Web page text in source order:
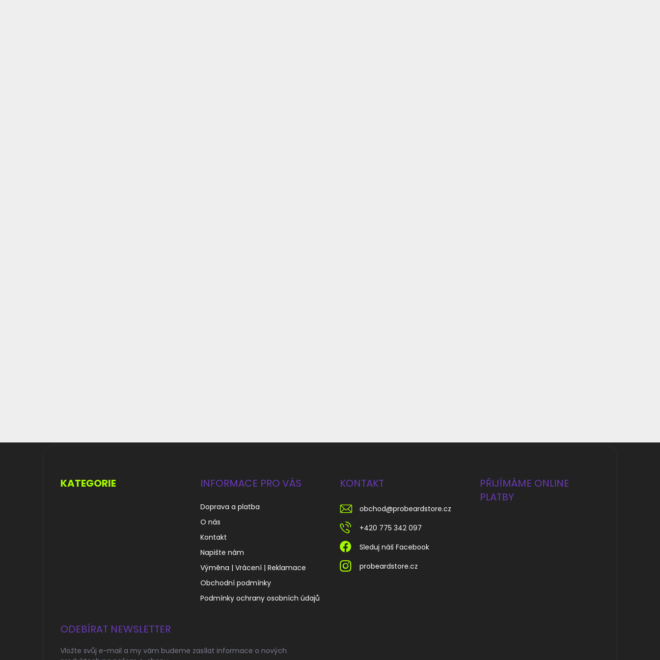
KATEGORIE INFORMACE PRO VÁS
Doprava a platba
O nás
Kontakt
Napište nám
Výměna | Vrácení | Reklamace
Obchodní podmínky
Podmínky ochrany osobních údajů
KONTAKT
obchod@probeardstore.cz
+420 775 342 097
Sleduj náš Facebook
probeardstore.cz
PŘIJÍMÁME ONLINE
PLATBY
ODEBÍRAT NEWSLETTER
Vložte svůj e-mail a my vám budeme zasílat informace o nových